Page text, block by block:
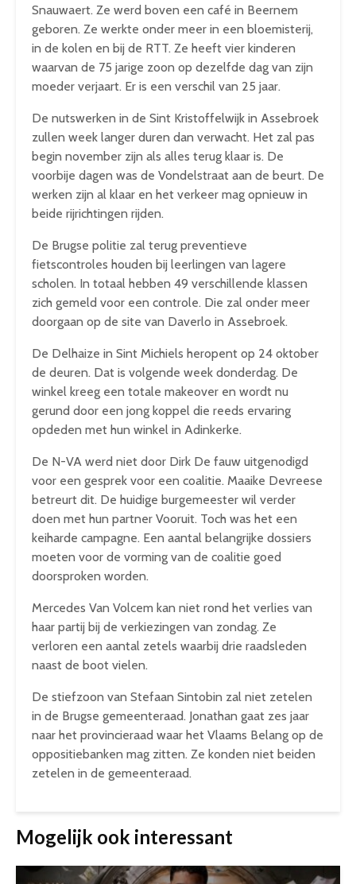
Snauwaert. Ze werd boven een café in Beernem
geboren. Ze werkte onder meer in een bloemisterij,
in de kolen en bij de RTT. Ze heeft vier kinderen
waarvan de 75 jarige zoon op dezelfde dag van zijn
moeder verjaart. Er is een verschil van 25 jaar.
De nutswerken in de Sint Kristoffelwijk in Assebroek
zullen week langer duren dan verwacht. Het zal pas
begin november zijn als alles terug klaar is. De
voorbije dagen was de Vondelstraat aan de beurt. De
werken zijn al klaar en het verkeer mag opnieuw in
beide rijrichtingen rijden.
De Brugse politie zal terug preventieve
fietscontroles houden bij leerlingen van lagere
scholen. In totaal hebben 49 verschillende klassen
zich gemeld voor een controle. Die zal onder meer
doorgaan op de site van Daverlo in Assebroek.
De Delhaize in Sint Michiels heropent op 24 oktober
de deuren. Dat is volgende week donderdag. De
winkel kreeg een totale makeover en wordt nu
gerund door een jong koppel die reeds ervaring
opdeden met hun winkel in Adinkerke.
De N-VA werd niet door Dirk De fauw uitgenodigd
voor een gesprek voor een coalitie. Maaike Devreese
betreurt dit. De huidige burgemeester wil verder
doen met hun partner Vooruit. Toch was het een
keiharde campagne. Een aantal belangrijke dossiers
moeten voor de vorming van de coalitie goed
doorsproken worden.
Mercedes Van Volcem kan niet rond het verlies van
haar partij bij de verkiezingen van zondag. Ze
verloren een aantal zetels waarbij drie raadsleden
naast de boot vielen.
De stiefzoon van Stefaan Sintobin zal niet zetelen
in de Brugse gemeenteraad. Jonathan gaat zes jaar
naar het provincieraad waar het Vlaams Belang op de
oppositiebanken mag zitten. Ze konden niet beiden
zetelen in de gemeenteraad.
Mogelijk ook interessant